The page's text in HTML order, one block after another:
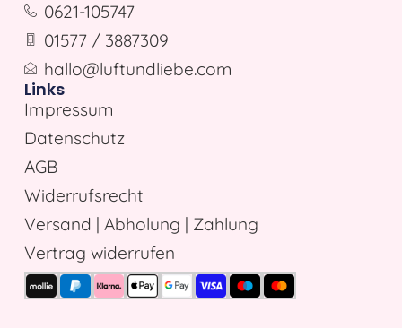
0621-105747
01577 / 3887309
hallo@luftundliebe.com
Links
Impressum
Datenschutz
AGB
Widerrufsrecht
Versand | Abholung | Zahlung
Vertrag widerrufen